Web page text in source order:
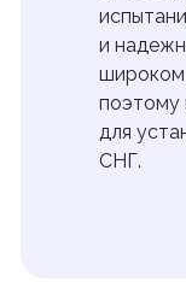
и
широком
поэтому
для
СНГ.